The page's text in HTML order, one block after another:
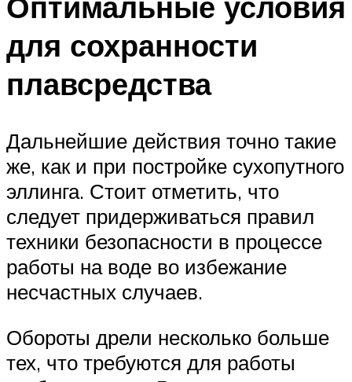
для сохранности
плавсредства
Дальнейшие действия точно такие
же, как и при постройке сухопутного
эллинга. Стоит отметить, что
следует придерживаться правил
техники безопасности в процессе
работы на воде во избежание
несчастных случаев.
Обороты дрели несколько больше
тех, что требуются для работы